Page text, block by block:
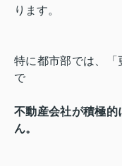
ります。
特に都市部では、「
で
不動産会社が積極的
ん。